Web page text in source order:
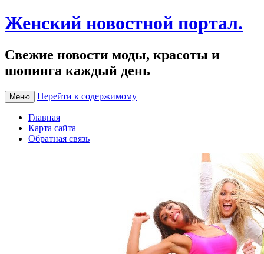
Женский новостной портал.
Свежие новости моды, красоты и
шопинга каждый день
Меню Перейти к содержимому
Главная
Карта сайта
Обратная связь